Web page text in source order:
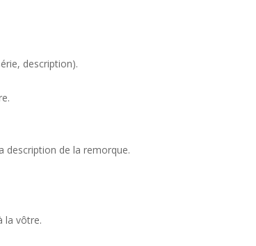
description).
description de la remorque.
la vôtre.